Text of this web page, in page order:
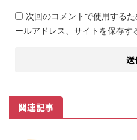
次回のコメントで使用する
ールアドレス、サイトを保存す
関連記事